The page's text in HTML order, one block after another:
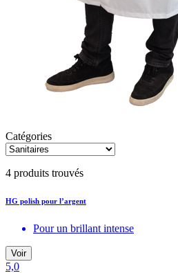
Catégories
4 produits trouvés
HG polish pour l’argent
Pour un brillant intense
Voir
5,0